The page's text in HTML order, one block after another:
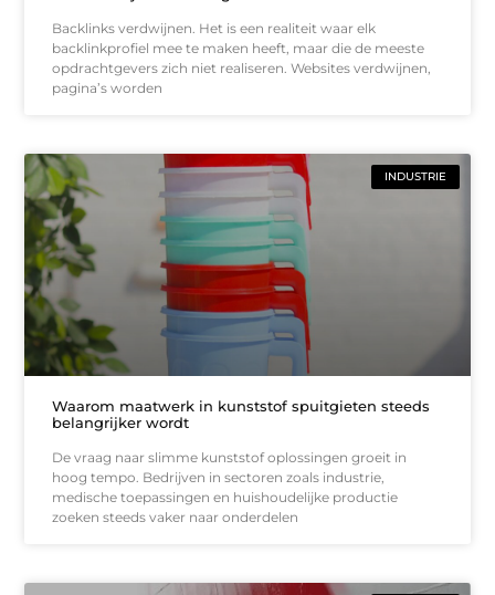
Backlinks verdwijnen. Het is een realiteit waar elk
backlinkprofiel mee te maken heeft, maar die de meeste
opdrachtgevers zich niet realiseren. Websites verdwijnen,
pagina’s worden
INDUSTRIE
Waarom maatwerk in kunststof spuitgieten steeds
belangrijker wordt
De vraag naar slimme kunststof oplossingen groeit in
hoog tempo. Bedrijven in sectoren zoals industrie,
medische toepassingen en huishoudelijke productie
zoeken steeds vaker naar onderdelen